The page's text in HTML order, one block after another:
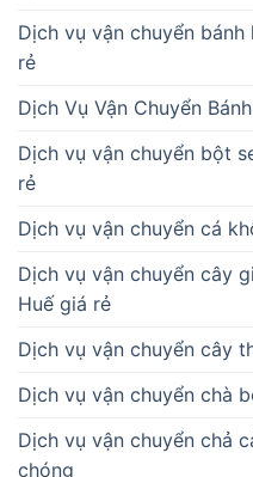
Dịch vụ vận chuyển
rẻ
Dịch Vụ Vận Chuyển
Dịch vụ vận chuyển bột
rẻ
Dịch vụ vận chuyển cá
Dịch vụ vận chuyển cây
Huế giá rẻ
Dịch vụ vận chuyển cây
Dịch vụ vận chuyển chà
Dịch vụ vận chuyển chả
chóng